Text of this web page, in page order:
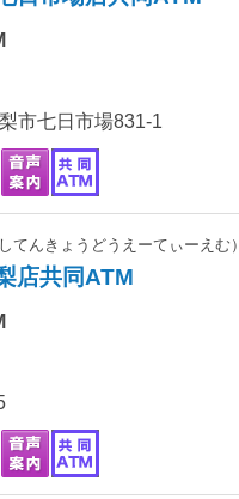
市七日市場831-1
てんきょうどうえーてぃーえむ）
店共同ATM